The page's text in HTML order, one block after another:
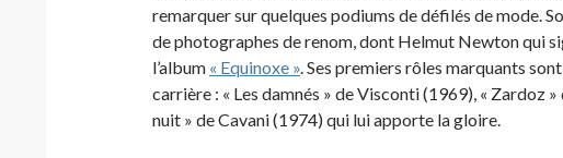
remarquer sur quelques podiums de défilés de mode.
de photographes de renom, dont Helmut Newton qui
l’album « Equinoxe ». Ses premiers rôles marquants
carrière : « Les damnés » de Visconti (1969), « Zardoz
nuit » de Cavani (1974) qui lui apporte la gloire.